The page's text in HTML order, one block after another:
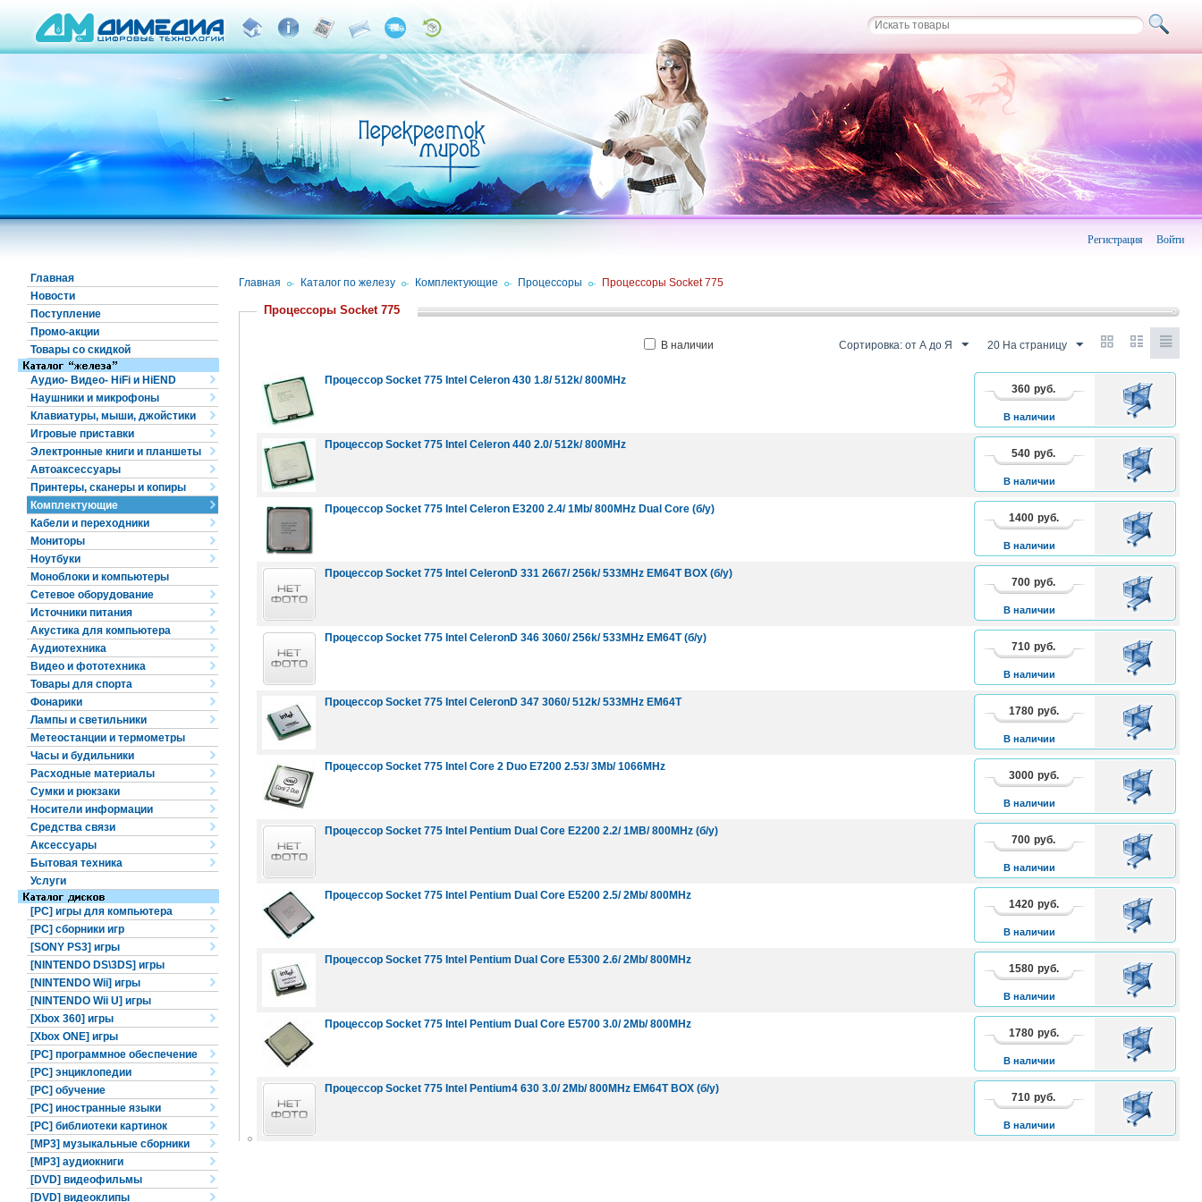
Войти
Регистрация
Главная
Новости
Поступление
Промо-акции
Товары со скидкой
Аудио- Видео- HiFi и HiEND
Наушники и микрофоны
Клавиатуры, мыши, джойстики
Игровые приставки
Электронные книги и планшеты
Автоаксессуары
Принтеры, сканеры и копиры
Комплектующие
Кабели и переходники
Мониторы
Ноутбуки
Моноблоки и компьютеры
Сетевое оборудование
Источники питания
Акустика для компьютера
Аудиотехника
Видео и фототехника
Товары для спорта
Фонарики
Лампы и светильники
Метеостанции и термометры
Часы и будильники
Расходные материалы
Сумки и рюкзаки
Носители информации
Средства связи
Аксессуары
Бытовая техника
Услуги
[PC] игры для компьютера
[PC] сборники игр
[SONY PS3] игры
[NINTENDO DS\3DS] игры
[NINTENDO Wii] игры
[NINTENDO Wii U] игры
[Xbox 360] игры
[Xbox ONE] игры
[PC] программное обеспечение
[PC] энциклопедии
[PC] обучение
[PC] иностранные языки
[PC] библиотеки картинок
[MP3] музыкальные сборники
[MP3] аудиокниги
[DVD] видеофильмы
[DVD] видеоклипы
Главная / Каталог по железу / Комплектующие / Процессоры / Процессоры Socket 775
В наличии
Процессоры Socket 775
Сортировка: от А до Я 20 На страницу
Процессор Socket 775 Intel Celeron 430 1.8/ 512k/ 800MHz
360 руб.
В наличии
В
КОРЗИНУ
Процессор Socket 775 Intel Celeron 440 2.0/ 512k/ 800MHz
540 руб.
В наличии
В
КОРЗИНУ
Процессор Socket 775 Intel Celeron E3200 2.4/ 1Mb/ 800MHz Dual Core (б/у)
1400 руб.
В наличии
В
КОРЗИНУ
Процессор Socket 775 Intel CeleronD 331 2667/ 256k/ 533MHz EM64T ВОХ (б/у)
700 руб.
В наличии
В
КОРЗИНУ
Процессор Socket 775 Intel CeleronD 346 3060/ 256k/ 533MHz EM64T (б/у)
710 руб.
В наличии
В
КОРЗИНУ
Процессор Socket 775 Intel CeleronD 347 3060/ 512k/ 533MHz EM64T
1780 руб.
В наличии
В
КОРЗИНУ
Процессор Socket 775 Intel Core 2 Duo E7200 2.53/ 3Mb/ 1066MHz
3000 руб.
В наличии
В
КОРЗИНУ
Процессор Socket 775 Intel Pentium Dual Core E2200 2.2/ 1MB/ 800MHz (б/у)
700 руб.
В наличии
В
КОРЗИНУ
Процессор Socket 775 Intel Pentium Dual Core E5200 2.5/ 2Mb/ 800MHz
1420 руб.
В наличии
В
КОРЗИНУ
Процессор Socket 775 Intel Pentium Dual Core E5300 2.6/ 2Mb/ 800MHz
1580 руб.
В наличии
В
КОРЗИНУ
Процессор Socket 775 Intel Pentium Dual Core E5700 3.0/ 2Mb/ 800MHz
1780 руб.
В наличии
В
КОРЗИНУ
Процессор Socket 775 Intel Pentium4 630 3.0/ 2Mb/ 800MHz EM64T BOX (б/у)
710 руб.
В наличии
В
КОРЗИНУ